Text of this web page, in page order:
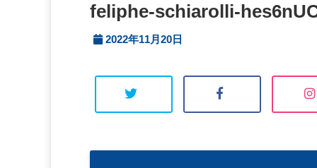
feliphe-schiarolli-
2022年11月20日